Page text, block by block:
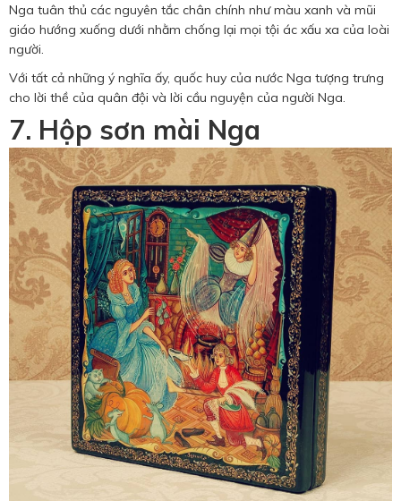
Nga tuân thủ các nguyên tắc chân chính như màu xanh và mũi
giáo hướng xuống dưới nhằm chống lại mọi tội ác xấu xa của loài
người.
Với tất cả những ý nghĩa ấy, quốc huy của nước Nga tượng trưng
cho lời thề của quân đội và lời cầu nguyện của người Nga.
7. Hộp sơn mài Nga